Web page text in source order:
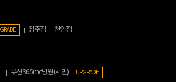
청주점 천안점
부산365mc병원(서면) UPGRADE